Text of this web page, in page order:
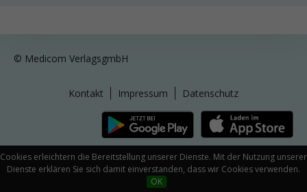
Cookies erleichtern die Bereitstellung unserer Dienste. Mit der Nutzung unserer
Dienste erklären Sie sich damit einverstanden, dass wir Cookies verwenden.
OK
© Medicom VerlagsgmbH
Kontakt Impressum Datenschutz